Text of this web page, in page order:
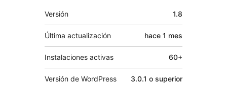
Meta
Versión 1.8
Última actualización hace 1 mes
Instalaciones activas 60+
Versión de WordPress 3.0.1 o superior